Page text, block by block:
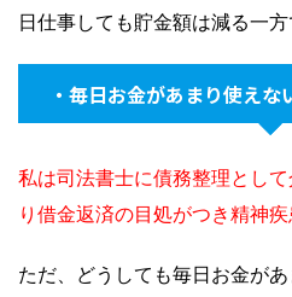
日仕事しても貯金額は減る一方
・毎日お金があまり使えな
私は司法書士に債務整理とし
り借金返済の目処がつき精神疾
ただ、どうしても毎日お金が